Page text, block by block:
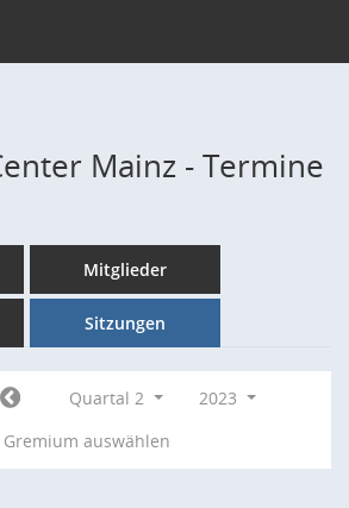
Mainz - Termine
Mitglieder
Sitzungen
Quartal 2
2023
Gremium auswählen